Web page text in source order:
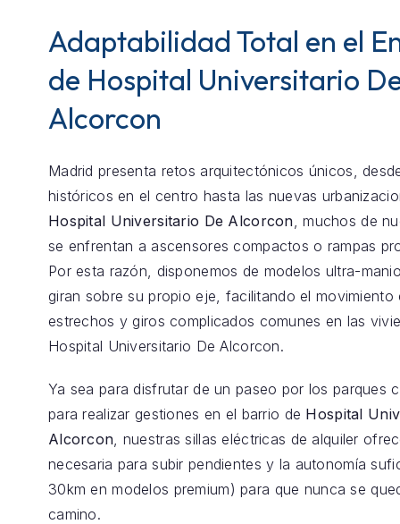
Adaptabilidad Total en el
de Hospital Universitario
Alcorcon
Madrid presenta retos arquitectónicos únicos,
históricos en el centro hasta las nuevas
Hospital Universitario De Alcorcon , muchos de
se enfrentan a ascensores compactos o rampas
Por esta razón, disponemos de modelos ultra-
giran sobre su propio eje, facilitando el movimiento
estrechos y giros complicados comunes en las
Hospital Universitario De Alcorcon.
Ya sea para disfrutar de un paseo por los parques
para realizar gestiones en el barrio de Hospital
Alcorcon , nuestras sillas eléctricas de alquiler
necesaria para subir pendientes y la autonomía
30km en modelos premium) para que nunca se
camino.